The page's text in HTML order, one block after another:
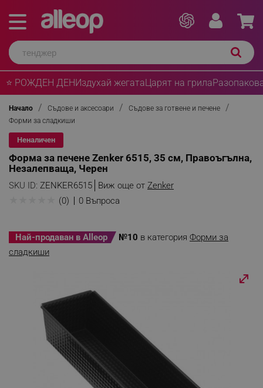
⭐ РОЖДЕН ДЕНИздухай жегатаЦарят на грила
Начало Съдове и аксесоари
Съдове за готвене и печене
Форми за сладкиши
Неналичен
Форма за печене Zenker 6515, 35 см, Правоъгълна,
Незалепваща, Черен
SKU ID: ZENKER6515 Виж още от Zenker
(0) 0 Въпроса
Най-продаван в Alleop №10 в категория Форми за
сладкиши